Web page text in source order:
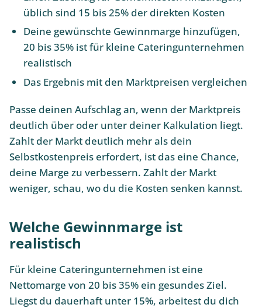
üblich sind 15 bis 25% der direkten Kosten
Deine gewünschte Gewinnmarge hinzufügen,
20 bis 35% ist für kleine Cateringunternehmen
realistisch
Das Ergebnis mit den Marktpreisen vergleichen
Passe deinen Aufschlag an, wenn der Marktpreis
deutlich über oder unter deiner Kalkulation liegt.
Zahlt der Markt deutlich mehr als dein
Selbstkostenpreis erfordert, ist das eine Chance,
deine Marge zu verbessern. Zahlt der Markt
weniger, schau, wo du die Kosten senken kannst.
Welche Gewinnmarge ist
realistisch
Für kleine Cateringunternehmen ist eine
Nettomarge von 20 bis 35% ein gesundes Ziel.
Liegst du dauerhaft unter 15%, arbeitest du dich